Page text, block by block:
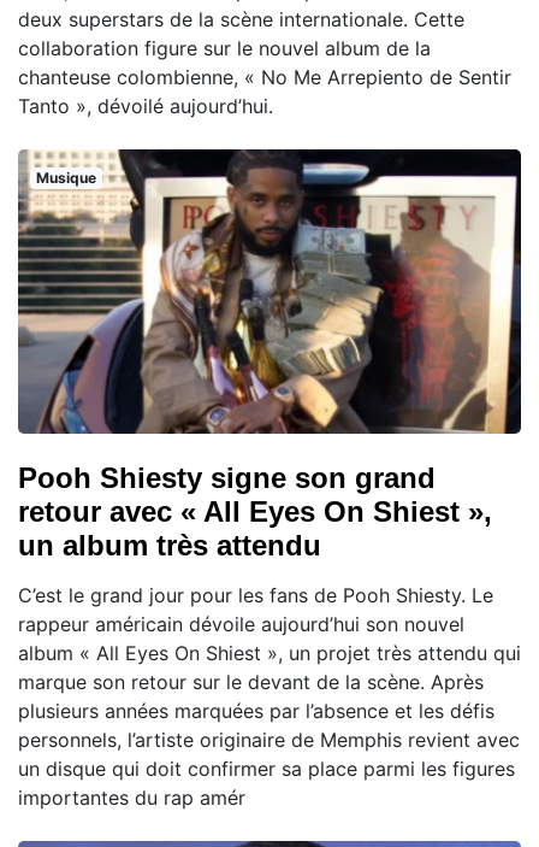
deux superstars de la scène internationale. Cette
collaboration figure sur le nouvel album de la
chanteuse colombienne, « No Me Arrepiento de Sentir
Tanto », dévoilé aujourd’hui.
Musique
Pooh Shiesty signe son grand
retour avec « All Eyes On Shiest »,
un album très attendu
C’est le grand jour pour les fans de Pooh Shiesty. Le
rappeur américain dévoile aujourd’hui son nouvel
album « All Eyes On Shiest », un projet très attendu qui
marque son retour sur le devant de la scène. Après
plusieurs années marquées par l’absence et les défis
personnels, l’artiste originaire de Memphis revient avec
un disque qui doit confirmer sa place parmi les figures
importantes du rap amér